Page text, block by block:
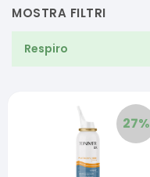
MOSTRA FILTRI
Respiro
27%